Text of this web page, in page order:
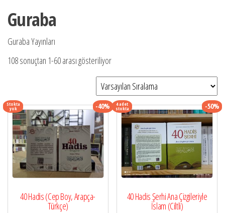
Guraba
Guraba Yayınları
108 sonuçtan 1-60 arası gösteriliyor
Stokta
yok -40%
40 Hadis (Cep Boy, Arapça-
Türkçe)
4 adet
stokta -50%
40 Hadis Şerhi Ana Çizgileriyle
İslam (Ciltli)